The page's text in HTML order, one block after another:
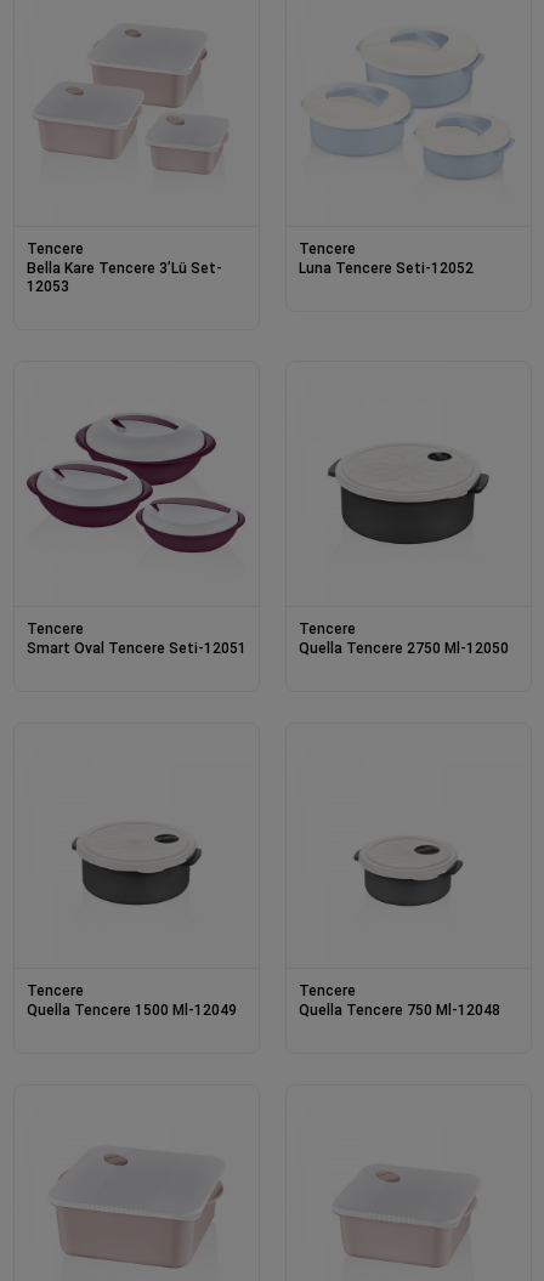
Tencere
Bella Kare Tencere 3’Lü Set-
12053
Tencere
Luna Tencere Seti-12052
Tencere
Smart Oval Tencere Seti-12051
Tencere
Quella Tencere 2750 Ml-12050
Tencere
Quella Tencere 1500 Ml-12049
Tencere
Quella Tencere 750 Ml-12048